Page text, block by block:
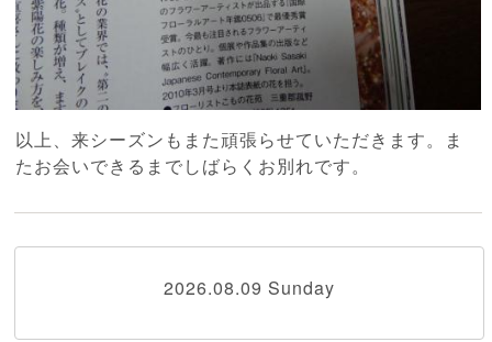
以上、来シーズンもまた頑張らせていただきます。ま
たお会いできるまでしばらくお別れです。
2026.08.09 Sunday